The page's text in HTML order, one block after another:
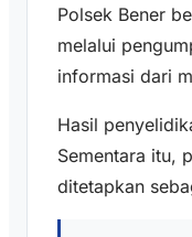
Polsek Bener
melalui
informasi dari
Hasil
Sementara itu,
ditetapkan